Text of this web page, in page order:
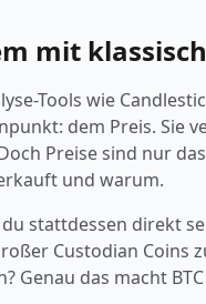
mit
Tools wie
dem Preis. Sie
Preise sind nur
und warum.
stattdessen direkt
Custodian Coins
Genau das macht